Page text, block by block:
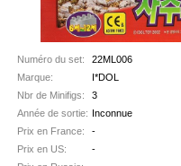
Numéro du set:
22ML006
Marque:
I*DOL
Nbr de Minifigs:
3
Année de sortie: Inconnue
Prix en France:
-
Prix en US:
-